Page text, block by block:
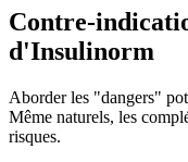
Contre-
d'Insulinorm
Aborder les "dangers"
Même naturels, les
risques.